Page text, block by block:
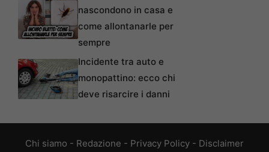
nascondono in casa e
come allontanarle per
sempre
Incidente tra auto e
monopattino: ecco chi
deve risarcire i danni
Chi siamo - Redazione - Privacy Policy - Disclaimer